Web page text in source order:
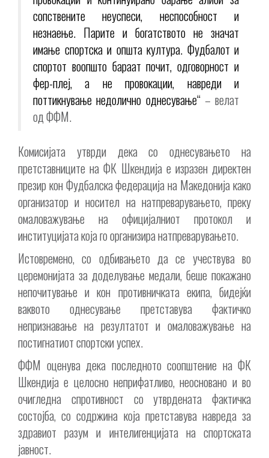
сопствените неуспеси, неспособност и
незнаење. Парите и богатството не значат
имање спортска и општа култура. Фудбалот и
спортот воопшто бараат почит, одговорност и
фер-плеј, а не провокации, навреди и
поттикнување недолично однесување“– велат
од ФФМ.
Комисијата утврди дека со однесувањето на
претставниците на ФК Шкендија е изразен директен
презир кон Фудбалска федерација на Македонија како
организатор и носител на натпреварувањето, преку
омаловажување на официјалниот протокол и
институцијата која го организира натпреварувањето.
Истовремено, со одбивањето да се учествува во
церемонијата за доделување медали, беше покажано
непочитување и кон противничката екипа, бидејќи
ваквото однесување претставува фактичко
непризнавање на резултатот и омаловажување на
постигнатиот спортски успех.
ФФМ оценува дека последното соопштение на ФК
Шкендија е целосно неприфатливо, неосновано и во
очигледна спротивност со утврдената фактичка
состојба, со содржина која претставува навреда за
здравиот разум и интелигенцијата на спортската
јавност.